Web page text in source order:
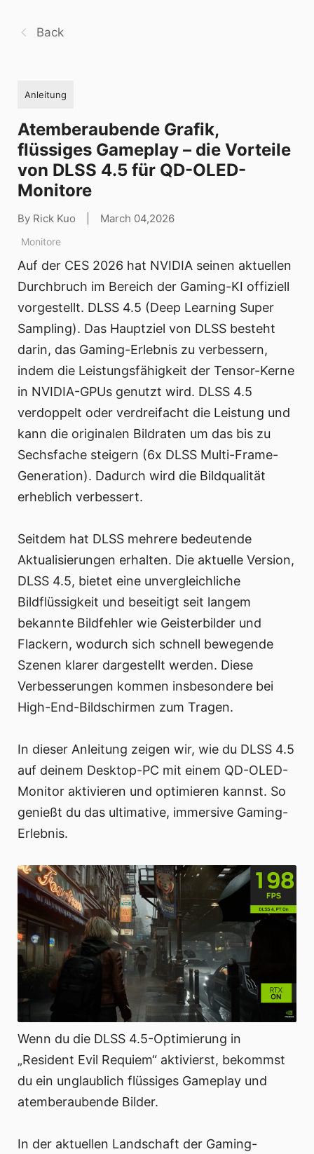
Back
Anleitung
Atemberaubende Grafik,
flüssiges Gameplay – die Vorteile
von DLSS 4.5 für QD-OLED-
Monitore
By Rick Kuo March 04,2026
Monitore
Auf der CES 2026 hat NVIDIA seinen aktuellen
Durchbruch im Bereich der Gaming-KI offiziell
vorgestellt. DLSS 4.5 (Deep Learning Super
Sampling). Das Hauptziel von DLSS besteht
darin, das Gaming-Erlebnis zu verbessern,
indem die Leistungsfähigkeit der Tensor-Kerne
in NVIDIA-GPUs genutzt wird. DLSS 4.5
verdoppelt oder verdreifacht die Leistung und
kann die originalen Bildraten um das bis zu
Sechsfache steigern (6x DLSS Multi-Frame-
Generation). Dadurch wird die Bildqualität
erheblich verbessert.
Seitdem hat DLSS mehrere bedeutende
Aktualisierungen erhalten. Die aktuelle Version,
DLSS 4.5, bietet eine unvergleichliche
Bildflüssigkeit und beseitigt seit langem
bekannte Bildfehler wie Geisterbilder und
Flackern, wodurch sich schnell bewegende
Szenen klarer dargestellt werden. Diese
Verbesserungen kommen insbesondere bei
High-End-Bildschirmen zum Tragen.
In dieser Anleitung zeigen wir, wie du DLSS 4.5
auf deinem Desktop-PC mit einem QD-OLED-
Monitor aktivieren und optimieren kannst. So
genießt du das ultimative, immersive Gaming-
Erlebnis.
Wenn du die DLSS 4.5-Optimierung in
„Resident Evil Requiem“ aktivierst, bekommst
du ein unglaublich flüssiges Gameplay und
atemberaubende Bilder.
In der aktuellen Landschaft der Gaming-